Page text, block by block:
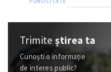
Trimiteștirea ta
Cunoști o informație
de interes public?